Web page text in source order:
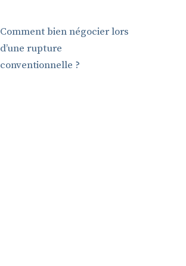
Comment bien négocier lors
d’une rupture
conventionnelle ?